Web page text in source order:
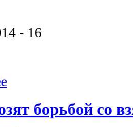
- 16
борьбой со